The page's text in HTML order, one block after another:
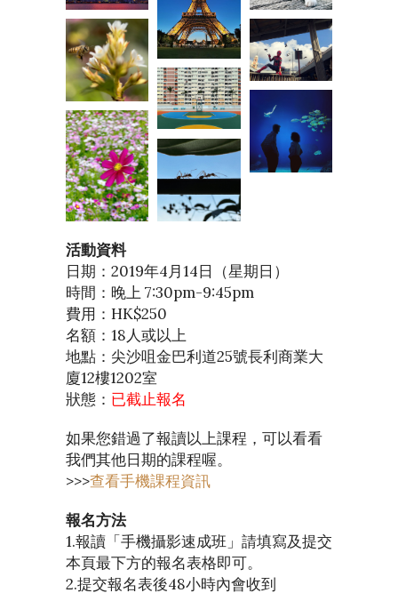
活動資料
日期：2019年4月14日（星期日）
時間：晚上 7:30pm-9:45pm
費用：HK$250
名額：18人或以上
地點：尖沙咀金巴利道25號長利商業大
廈12樓1202室
狀態： 已截止報名
如果您錯過了報讀以上課程，可以看看
我們其他日期的課程喔。
>>>查看手機課程資訊
報名方法
1.報讀「手機攝影速成班」請填寫及提交
本頁最下方的報名表格即可。
2.提交報名表後48小時內會收到